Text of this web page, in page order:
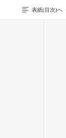
表紙(目次)へ